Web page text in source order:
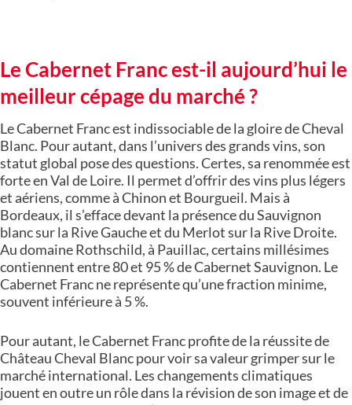
Le Cabernet Franc est-il aujourd’hui le
meilleur cépage du marché ?
Le Cabernet Franc est indissociable de la gloire de Cheval
Blanc. Pour autant, dans l’univers des grands vins, son
statut global pose des questions. Certes, sa renommée est
forte en Val de Loire. Il permet d’offrir des vins plus légers
et aériens, comme à Chinon et Bourgueil. Mais à
Bordeaux, il s’efface devant la présence du Sauvignon
blanc sur la Rive Gauche et du Merlot sur la Rive Droite.
Au domaine Rothschild, à Pauillac, certains millésimes
contiennent entre 80 et 95 % de Cabernet Sauvignon. Le
Cabernet Franc ne représente qu’une fraction minime,
souvent inférieure à 5 %.
Pour autant, le Cabernet Franc profite de la réussite de
Château Cheval Blanc pour voir sa valeur grimper sur le
marché international. Les changements climatiques
jouent en outre un rôle dans la révision de son image et de